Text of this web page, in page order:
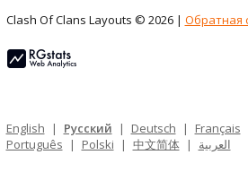
Clash Of Clans Layouts © 2026 | Обратная
English | Русский | Deutsch | Français
Português
| Polski | 中文简体 | العربية